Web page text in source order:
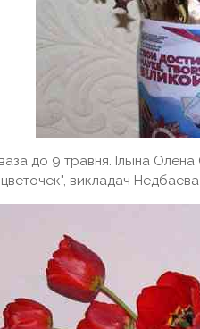
до 9 травня. Ільїна
викладач